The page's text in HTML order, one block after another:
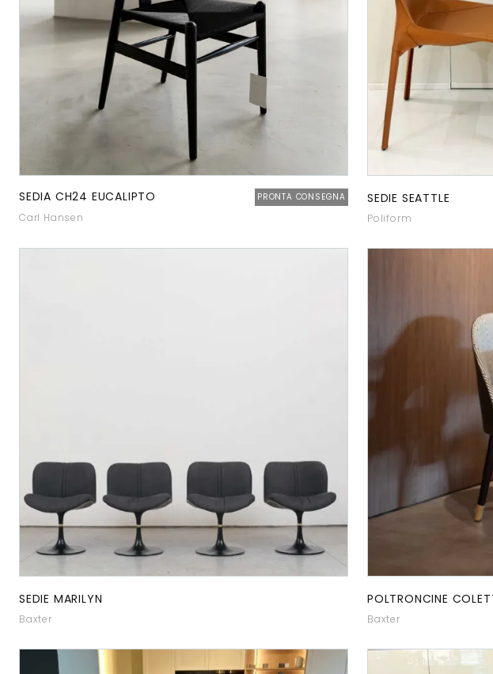
SEDIA CH24 EUCALIPTO PRONTA CONSEGNA
Carl Hansen
SEDIE SEATTLE
Poliform
SEDIE MARILYN
Baxter
POLTRONCINE
Baxter